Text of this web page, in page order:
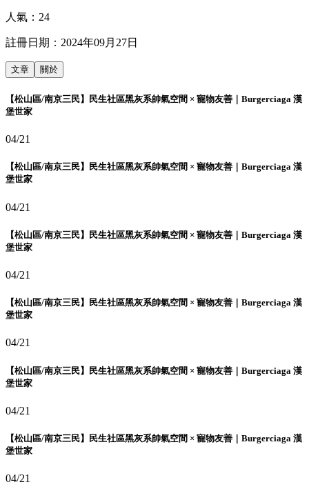
人氣： 24
註冊日期： 2024年09月27日
文章 關於
【松山區/南京三民】民生社區黑灰系帥氣空間 × 寵物友善｜Burgerciaga 漢
堡世家
04/21
【松山區/南京三民】民生社區黑灰系帥氣空間 × 寵物友善｜Burgerciaga 漢
堡世家
04/21
【松山區/南京三民】民生社區黑灰系帥氣空間 × 寵物友善｜Burgerciaga 漢
堡世家
04/21
【松山區/南京三民】民生社區黑灰系帥氣空間 × 寵物友善｜Burgerciaga 漢
堡世家
04/21
【松山區/南京三民】民生社區黑灰系帥氣空間 × 寵物友善｜Burgerciaga 漢
堡世家
04/21
【松山區/南京三民】民生社區黑灰系帥氣空間 × 寵物友善｜Burgerciaga 漢
堡世家
04/21